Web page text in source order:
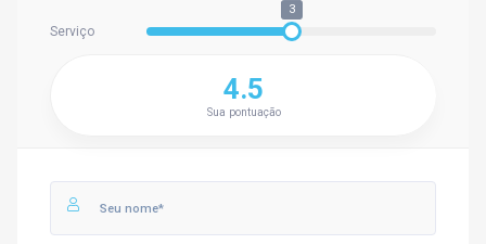
Serviço
3
4.5
Sua pontuação